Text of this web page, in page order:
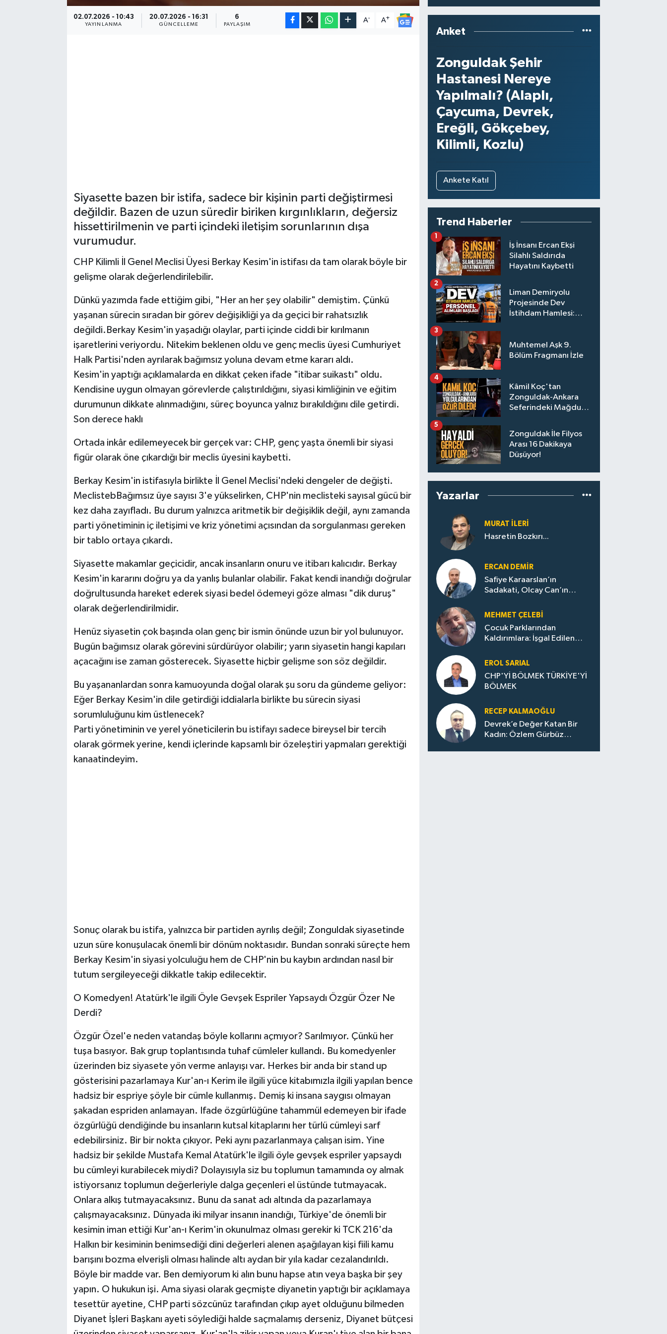
02.07.2026 - 10:43
YAYINLANMA
20.07.2026 - 16:31
GÜNCELLEME
6
PAYLAŞIM
A- A+
Siyasette bazen bir istifa, sadece bir kişinin parti değiştirmesi
değildir. Bazen de uzun süredir biriken kırgınlıkların, değersiz
hissettirilmenin ve parti içindeki iletişim sorunlarının dışa
vurumudur.
CHP Kilimli İl Genel Meclisi Üyesi Berkay Kesim'in istifası da tam olarak böyle bir
gelişme olarak değerlendirilebilir.
Dünkü yazımda fade ettiğim gibi, "Her an her şey olabilir" demiştim. Çünkü
yaşanan sürecin sıradan bir görev değişikliği ya da geçici bir rahatsızlık
değildi.Berkay Kesim'in yaşadığı olaylar, parti içinde ciddi bir kırılmanın
işaretlerini veriyordu. Nitekim beklenen oldu ve genç meclis üyesi Cumhuriyet
Halk Partisi'nden ayrılarak bağımsız yoluna devam etme kararı aldı.
Kesim'in yaptığı açıklamalarda en dikkat çeken ifade "itibar suikastı" oldu.
Kendisine uygun olmayan görevlerde çalıştırıldığını, siyasi kimliğinin ve eğitim
durumunun dikkate alınmadığını, süreç boyunca yalnız bırakıldığını dile getirdi.
Son derece haklı
Ortada inkâr edilemeyecek bir gerçek var: CHP, genç yaşta önemli bir siyasi
figür olarak öne çıkardığı bir meclis üyesini kaybetti.
Berkay Kesim'in istifasıyla birlikte İl Genel Meclisi'ndeki dengeler de değişti.
MeclistebBağımsız üye sayısı 3'e yükselirken, CHP'nin meclisteki sayısal gücü bir
kez daha zayıfladı. Bu durum yalnızca aritmetik bir değişiklik değil, aynı zamanda
parti yönetiminin iç iletişimi ve kriz yönetimi açısından da sorgulanması gereken
bir tablo ortaya çıkardı.
Siyasette makamlar geçicidir, ancak insanların onuru ve itibarı kalıcıdır. Berkay
Kesim'in kararını doğru ya da yanlış bulanlar olabilir. Fakat kendi inandığı doğrular
doğrultusunda hareket ederek siyasi bedel ödemeyi göze alması "dik duruş"
olarak değerlendirilmidir.
Henüz siyasetin çok başında olan genç bir ismin önünde uzun bir yol bulunuyor.
Bugün bağımsız olarak görevini sürdürüyor olabilir; yarın siyasetin hangi kapıları
açacağını ise zaman gösterecek. Siyasette hiçbir gelişme son söz değildir.
Bu yaşananlardan sonra kamuoyunda doğal olarak şu soru da gündeme geliyor:
Eğer Berkay Kesim'in dile getirdiği iddialarla birlikte bu sürecin siyasi
sorumluluğunu kim üstlenecek?
Parti yönetiminin ve yerel yöneticilerin bu istifayı sadece bireysel bir tercih
olarak görmek yerine, kendi içlerinde kapsamlı bir özeleştiri yapmaları gerektiği
kanaatindeyim.
Sonuç olarak bu istifa, yalnızca bir partiden ayrılış değil; Zonguldak siyasetinde
uzun süre konuşulacak önemli bir dönüm noktasıdır. Bundan sonraki süreçte hem
Berkay Kesim'in siyasi yolculuğu hem de CHP'nin bu kaybın ardından nasıl bir
tutum sergileyeceği dikkatle takip edilecektir.
O Komedyen! Atatürk'le ilgili Öyle Gevşek Espriler Yapsaydı Özgür Özer Ne
Derdi?
Özgür Özel'e neden vatandaş böyle kollarını açmıyor? Sarılmıyor. Çünkü her
tuşa basıyor. Bak grup toplantısında tuhaf cümleler kullandı. Bu komedyenler
üzerinden biz siyasete yön verme anlayışı var. Herkes bir anda bir stand up
gösterisini pazarlamaya Kur'an-ı Kerim ile ilgili yüce kitabımızla ilgili yapılan bence
hadsiz bir espriye şöyle bir cümle kullanmış. Demiş ki insana saygısı olmayan
şakadan espriden anlamayan. Ifade özgürlüğüne tahammül edemeyen bir ifade
özgürlüğü dendiğinde bu insanların kutsal kitaplarını her türlü cümleyi sarf
edebilirsiniz. Bir bir nokta çıkıyor. Peki aynı pazarlanmaya çalışan isim. Yine
hadsiz bir şekilde Mustafa Kemal Atatürk'le ilgili öyle gevşek espriler yapsaydı
bu cümleyi kurabilecek miydi? Dolayısıyla siz bu toplumun tamamında oy almak
istiyorsanız toplumun değerleriyle dalga geçenleri el üstünde tutmayacak.
Onlara alkış tutmayacaksınız. Bunu da sanat adı altında da pazarlamaya
çalışmayacaksınız. Dünyada iki milyar insanın inandığı, Türkiye'de önemli bir
kesimin iman ettiği Kur'an-ı Kerim'in okunulmaz olması gerekir ki TCK 216'da
Halkın bir kesiminin benimsediği dini değerleri alenen aşağılayan kişi fiili kamu
barışını bozma elverişli olması halinde altı aydan bir yıla kadar cezalandırıldı.
Böyle bir madde var. Ben demiyorum ki alın bunu hapse atın veya başka bir şey
yapın. O hukukun işi. Ama siyasi olarak geçmişte diyanetin yaptığı bir açıklamaya
tesettür ayetine, CHP parti sözcünüz tarafından çıkıp ayet olduğunu bilmeden
Diyanet İşleri Başkanı ayeti söylediği halde saçmalamış derseniz, Diyanet bütçesi
Anket
Zonguldak Şehir
Hastanesi Nereye
Yapılmalı? (Alaplı,
Çaycuma, Devrek,
Ereğli, Gökçebey,
Kilimli, Kozlu)
Ankete Katıl
Trend Haberler
İş İnsanı Ercan Ekşi
Silahlı Saldırıda
Hayatını Kaybetti
1
Liman Demiryolu
Projesinde Dev
İstihdam Hamlesi:
2
Muhtemel Aşk 9.
Bölüm Fragmanı İzle
3
Kâmil Koç'tan
Zonguldak-Ankara
Seferindeki Mağdur
4
Zonguldak İle Filyos
Arası 16 Dakikaya
Düşüyor!
5
Yazarlar
MURAT İLERI
Hasretin Bozkırı...
ERCAN DEMIR
Safiye Karaarslan’ın
Sadakati, Olcay Can’ın
Zonguldak’ta Yeni Dönemi..
MEHMET ÇELEBI
Çocuk Parklarından
Kaldırımlara: İşgal Edilen
Evler Çöp Dolu
EROL SARIAL
CHP'Yİ BÖLMEK TÜRKİYE'Yİ
BÖLMEK
RECEP KALMAOĞLU
Devrek’e Değer Katan Bir
Kadın: Özlem Gürbüz